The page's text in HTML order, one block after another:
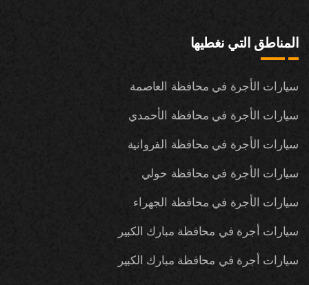
المناطق التي نغطيها
سيارات الأجرة في محافظة العاصمة
سيارات الأجرة في محافظة الأحمدي
سيارات الأجرة في محافظة الفروانية
سيارات الأجرة في محافظة حولي
سيارات الأجرة في محافظة الجهراء
سيارات أجرة في محافظة مبارك الكبير
سيارات أجرة في محافظة مبارك الكبير